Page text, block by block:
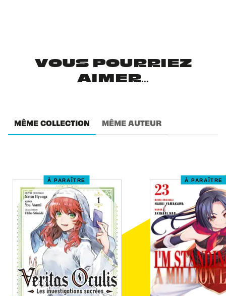
VOUS POURRIEZ
AIMER...
MÊME COLLECTION MÊME AUTEUR
À PARAÎTRE À PARAÎTRE